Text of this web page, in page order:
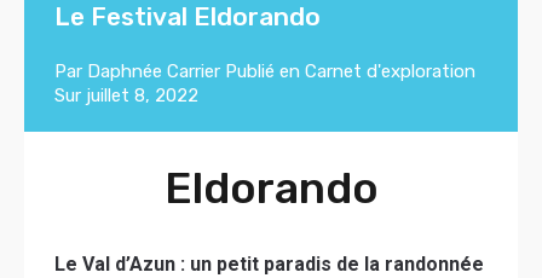
Le Festival Eldorando
Par Daphnée Carrier Publié en Carnet d'exploration
Sur juillet 8, 2022
Eldorando
Le Val d’Azun : un petit paradis de la randonnée